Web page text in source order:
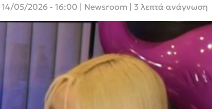
14/05/2026 - 16:00 Newsroom | 3 λεπτά ανάγνωση